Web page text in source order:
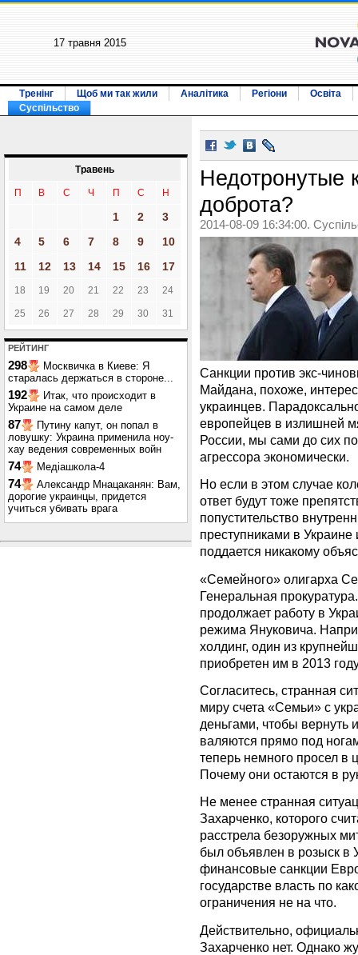
17 травня 2015
Тренінг Щоб ми так жили Аналітика Регіони
Освіта
Суспільство
Травень
П В С Ч П С Н
1 2
3
4
5 6 7 8 9
10
11
12 13 14 15 16 17
18 19 20 21 22 23 24
25 26 27 28 29 30 31
РЕЙТИНГ
298
Москвичка в Киеве: Я
старалась держаться в стороне...
192
Итак, что происходит в
Украине на самом деле
87
Путину капут, он попал в
ловушку: Украина применила ноу-
хау ведения современных войн
74 Медіашкола-4
74
Александр Мнацаканян: Вам,
дорогие украинцы, придется
учиться убивать врага
Недотронутые
доброта?
2014-08-09 16:34:00.
Санкции против экс-
Майдана, похоже,
украинцев.
европейцев в излишней
России, мы сами до сих
агрессора экономически.
Но если в этом случае
ответ будут тоже
попустительство
преступниками в
поддается никакому
«Семейного» олигарха
Генеральная
продолжает работу в
режима Януковича.
холдинг, один из
приобретен им в 2013
Согласитесь, странная
миру счета «Семьи» с
деньгами, чтобы вернуть
валяются прямо под
теперь немного просел в
Почему они остаются в
Не менее странная
Захарченко, которого
расстрела безоружных
был объявлен в розыск в
финансовые санкции
государстве власть по
ограничения не на что.
Действительно,
Захарченко нет. Однако